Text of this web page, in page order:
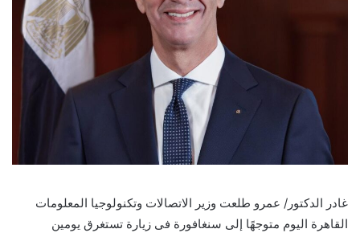
غادر الدكتور/ عمرو طلعت وزير الاتصالات وتكنولوجيا المعلومات
القاهرة اليوم متوجهًا إلى سنغافورة فى زيارة تستغرق يومين